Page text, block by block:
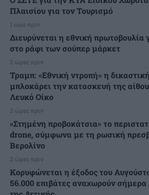
Πλαισίου για τον Τουρισμό
1 ώρα πριν
Διευρύνεται η εθνική πρωτοβουλία
στο ράφι των σούπερ μάρκετ
2 ώρες πριν
Τραμπ: «Εθνική ντροπή» η
μπλοκάρει την κατασκευή της
Λευκό Οίκο
2 ώρες πριν
«Στημένη προβοκάτσια» το
drone, σύμφωνα με τη ρωσική
Βερολίνο
2 ώρες πριν
Κορυφώνεται η έξοδος του
56.000 επιβάτες αναχωρούν σήμερα